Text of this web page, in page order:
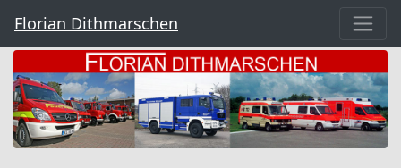
Florian Dithmarschen